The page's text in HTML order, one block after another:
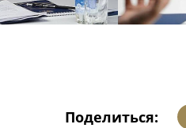
Поделиться: